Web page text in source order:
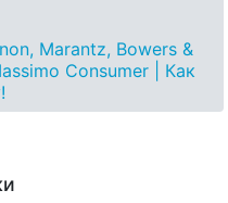
Marantz, Bowers &
Consumer | Как